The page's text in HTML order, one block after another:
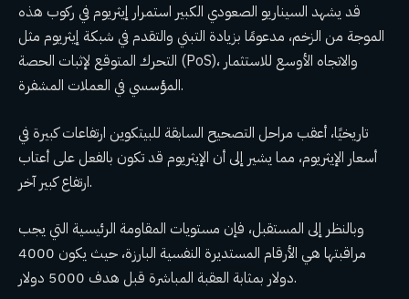
قد يشهد السيناريو الصعودي الكبير استمرار إيثريوم في ركوب هذه
الموجة من الزخم، مدعومًا بزيادة التبني والتقدم في شبكة إيثريوم مثل
التحرك المتوقع لإثبات الحصة (PoS)، والاتجاه الأوسع للاستثمار
المؤسسي في العملات المشفرة.
تاريخيًا، أعقب مراحل التصحيح السابقة للبيتكوين ارتفاعات كبيرة في
أسعار الإيثريوم، مما يشير إلى أن الإيثريوم قد تكون بالفعل على أعتاب
ارتفاع كبير آخر.
وبالنظر إلى المستقبل، فإن مستويات المقاومة الرئيسية التي يجب
مراقبتها هي الأرقام المستديرة النفسية البارزة، حيث يكون 4000
دولار بمثابة العقبة المباشرة قبل هدف 5000 دولار.